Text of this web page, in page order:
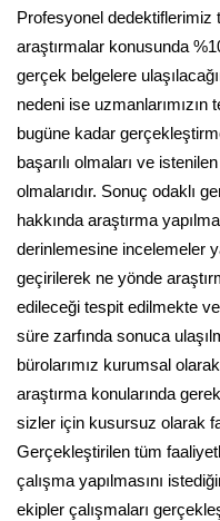
Profesyonel dedektiflerimiz
araştırmalar konusunda
gerçek belgelere
nedeni ise
bugüne kadar
başarılı olmaları ve
olmalarıdır. Sonuç odaklı
hakkında araştırma
derinlemesine incelemeler
geçirilerek ne yönde
edileceği tespit edilmekte
süre zarfında sonuca
bürolarımız kurumsal
araştırma konularında
sizler için kusursuz olarak
Gerçekleştirilen tüm
çalışma yapılmasını
ekipler çalışmaları